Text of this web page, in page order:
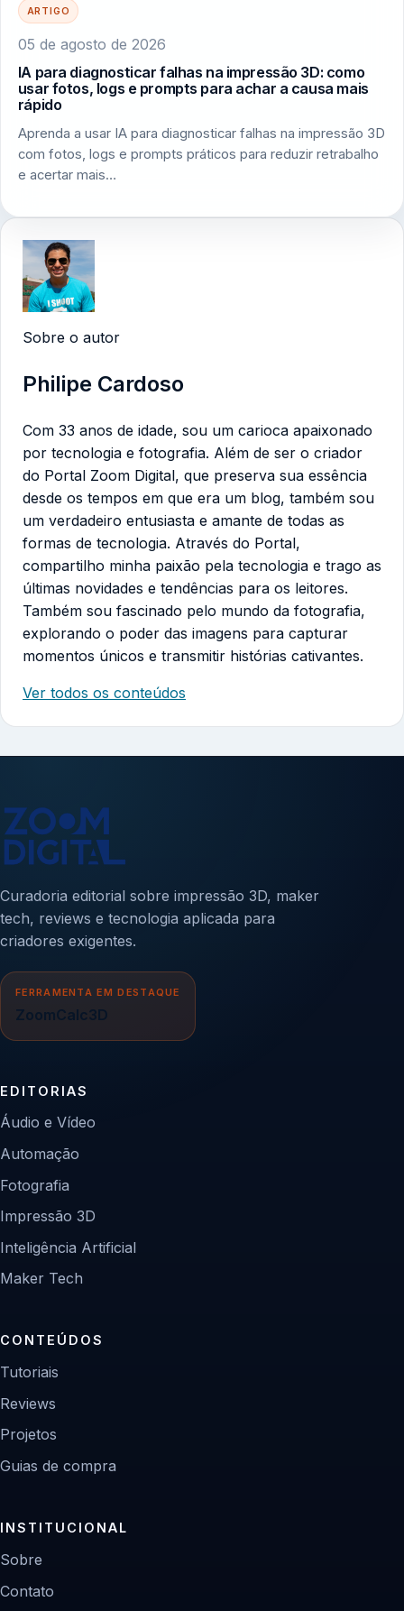
ARTIGO
05 de agosto de 2026
IA para diagnosticar falhas na impressão 3D: como
usar fotos, logs e prompts para achar a causa mais
rápido
Aprenda a usar IA para diagnosticar falhas na impressão 3D
com fotos, logs e prompts práticos para reduzir retrabalho
e acertar mais…
Sobre o autor
Philipe Cardoso
Com 33 anos de idade, sou um carioca apaixonado
por tecnologia e fotografia. Além de ser o criador
do Portal Zoom Digital, que preserva sua essência
desde os tempos em que era um blog, também sou
um verdadeiro entusiasta e amante de todas as
formas de tecnologia. Através do Portal,
compartilho minha paixão pela tecnologia e trago as
últimas novidades e tendências para os leitores.
Também sou fascinado pelo mundo da fotografia,
explorando o poder das imagens para capturar
momentos únicos e transmitir histórias cativantes.
Ver todos os conteúdos
Curadoria editorial sobre impressão 3D, maker
tech, reviews e tecnologia aplicada para
criadores exigentes.
FERRAMENTA EM DESTAQUE
ZoomCalc3D
EDITORIAS
Áudio e Vídeo
Automação
Fotografia
Impressão 3D
Inteligência Artificial
Maker Tech
CONTEÚDOS
Tutoriais
Reviews
Projetos
Guias de compra
INSTITUCIONAL
Sobre
Contato